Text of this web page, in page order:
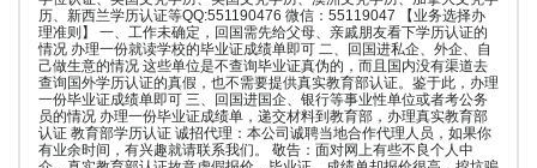
历、新西兰学历认证等QQ:551190476 微信：55119047 【业务选择办
理准则】 一、工作未确定，回国需先给父母、亲戚朋友看下学历认证的
情况 办理一份就读学校的毕业证成绩单即可 二、回国进私企、外企、自
己做生意的情况 这些单位是不查询毕业证真伪的，而且国内没有渠道去
查询国外学历认证的真假，也不需要提供真实教育部认证。鉴于此，办理
一份毕业证成绩单即可 三、回国进国企、银行等事业性单位或者考公务
员的情况 办理一份毕业证成绩单，递交材料到教育部，办理真实教育部
认证 教育部学历认证 诚招代理：本公司诚聘当地合作代理人员，如果你
有业余时间，有兴趣就请联系我们。 敬告：面对网上有些不良个人中